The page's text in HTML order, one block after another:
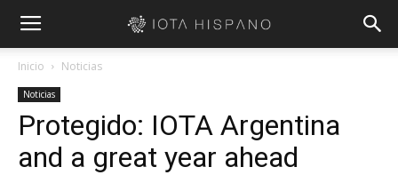
Inicio Noticias
Noticias
Protegido: IOTA Argentina
and a great year ahead